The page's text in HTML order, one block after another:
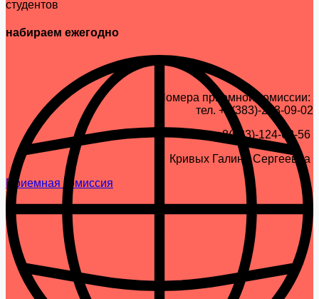
Номера приемной комиссии:
тел. +7(383)-223-09-02
+8(983)-124-68-56
Кривых Галина Сергеевна
Приемная комиссия
студентов
набираем ежегодно